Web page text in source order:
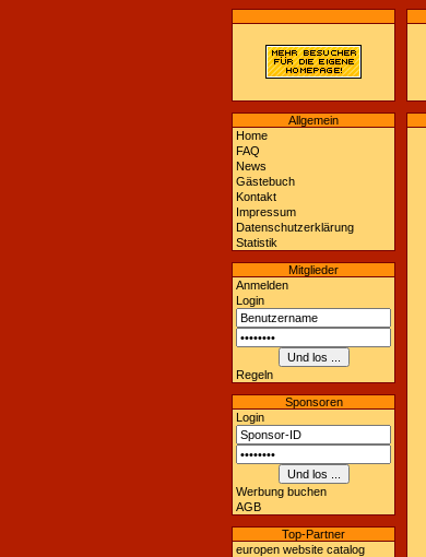
Allgemein
Home
FAQ
News
Gästebuch
Kontakt
Impressum
Datenschutzerklärung
Statistik
Mitglieder
Anmelden
Login
Regeln
Sponsoren
Login
Werbung buchen
AGB
Top-Partner
europen website catalog